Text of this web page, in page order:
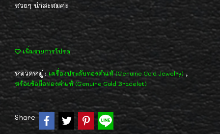
สวยๆ น่าสะสมค่ะ
เพิ่มรายการโปรด
หมวดหมู่ :เครื่องประดับทองคำแท้ (Genuine Gold Jewelry) ,
สร้อยข้อมือทองคำแท้ (Genuine Gold Bracelet)
Share